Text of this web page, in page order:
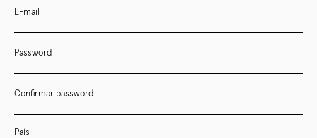
E-mail
Password
Confirmar password
País